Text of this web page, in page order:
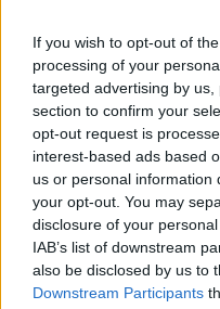
If you wish to opt-out of
processing of your
targeted advertising by
section to confirm your
opt-out request is
interest-based ads based
us or personal information
your opt-out. You may
disclosure of your
IAB’s list of downstream
also be disclosed by us to
Downstream Participants
Β.Σ. Καρούλιας: Τζίρος
57% - Τα νέα στοιχήματα
Deloitte Ελλάδος: